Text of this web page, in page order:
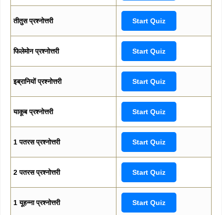
तीतुस प्रश्नोत्तरी Start Quiz
फिलेमोन प्रश्नोत्तरी Start Quiz
इब्रानियों प्रश्नोत्तरी Start Quiz
याकूब प्रश्नोत्तरी Start Quiz
1 पतरस प्रश्नोत्तरी Start Quiz
2 पतरस प्रश्नोत्तरी Start Quiz
1 यूहन्ना प्रश्नोत्तरी Start Quiz